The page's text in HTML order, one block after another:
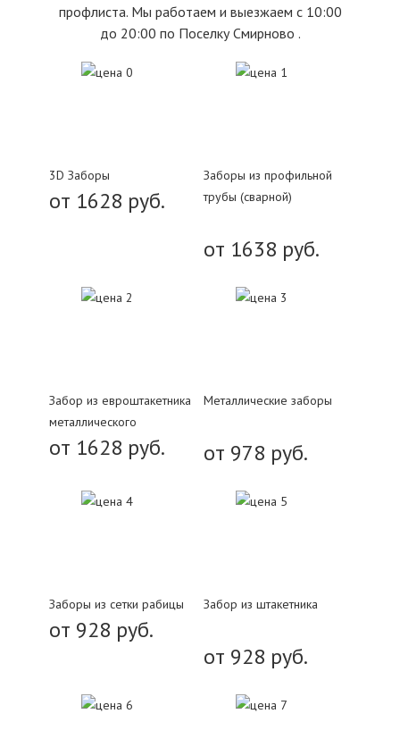
профлиста. Мы работаем и выезжаем с 10:00
до 20:00 по Поселку Смирново .
3D Заборы
от 1628 руб.
Заборы из профильной
трубы (сварной)
от 1638 руб.
Забор из евроштакетника
металлического
от 1628 руб.
Металлические заборы
от 978 руб.
Заборы из сетки рабицы
от 928 руб.
Забор из штакетника
от 928 руб.